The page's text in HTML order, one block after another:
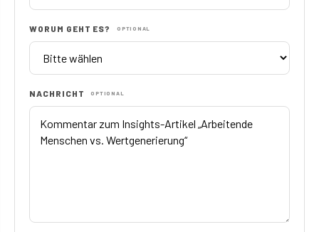
WORUM GEHT ES? OPTIONAL
NACHRICHT OPTIONAL